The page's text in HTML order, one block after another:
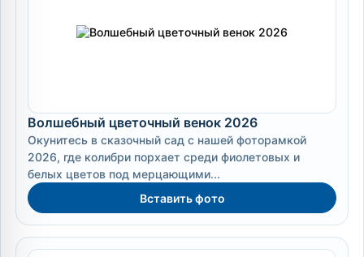
Волшебный цветочный венок 2026
Окунитесь в сказочный сад с нашей фоторамкой
2026, где колибри порхает среди фиолетовых и
белых цветов под мерцающими...
Вставить фото